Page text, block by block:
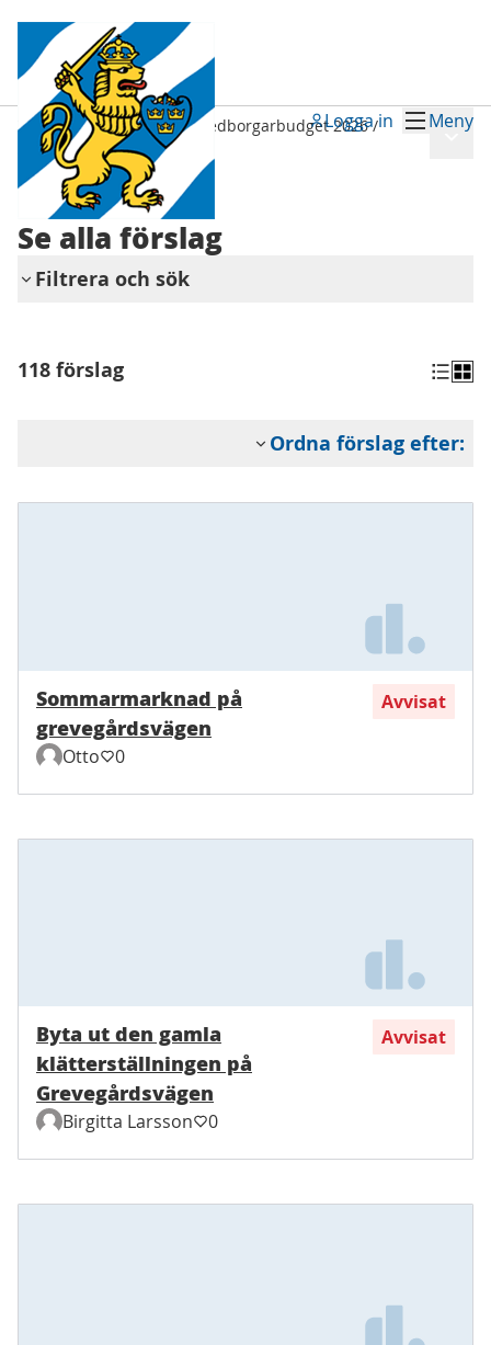
Meny
Logga in
Tillsammans i Sydväst - medborgarbudget 2026 /
Se alla förslag
Meny
Tillbaka
Se alla förslag
Filtrera och sök
118 förslag
Ordna förslag efter:
Sommarmarknad på
grevegårdsvägen
Avvisat
Otto 0
Byta ut den gamla
klätterställningen på
Grevegårdsvägen
Avvisat
Birgitta Larsson 0